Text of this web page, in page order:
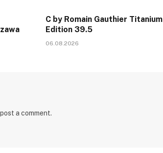
C by Romain Gauthier Titanium
Edition 39.5
06.08.2026
a comment.